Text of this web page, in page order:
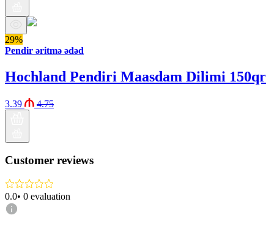
29%
Pendir əritmə ədəd
Hochland Pendiri Maasdam Dilimi 150qr
3.39 4.75
Customer reviews
0.0• 0 evaluation